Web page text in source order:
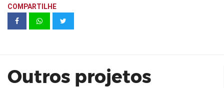
COMPARTILHE
Outros projetos
INFLUENCE IPIRANGA - DIRECIONAL